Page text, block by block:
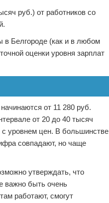
руб.) от работников со
в Белгороде (как и в любом
оценки уровня зарплат
от 11 280 руб.
от 20 до 40 тысяч
с уровнем цен. В большинстве
совпадают, но чаще
утверждать, что
важно быть очень
работают, смогут